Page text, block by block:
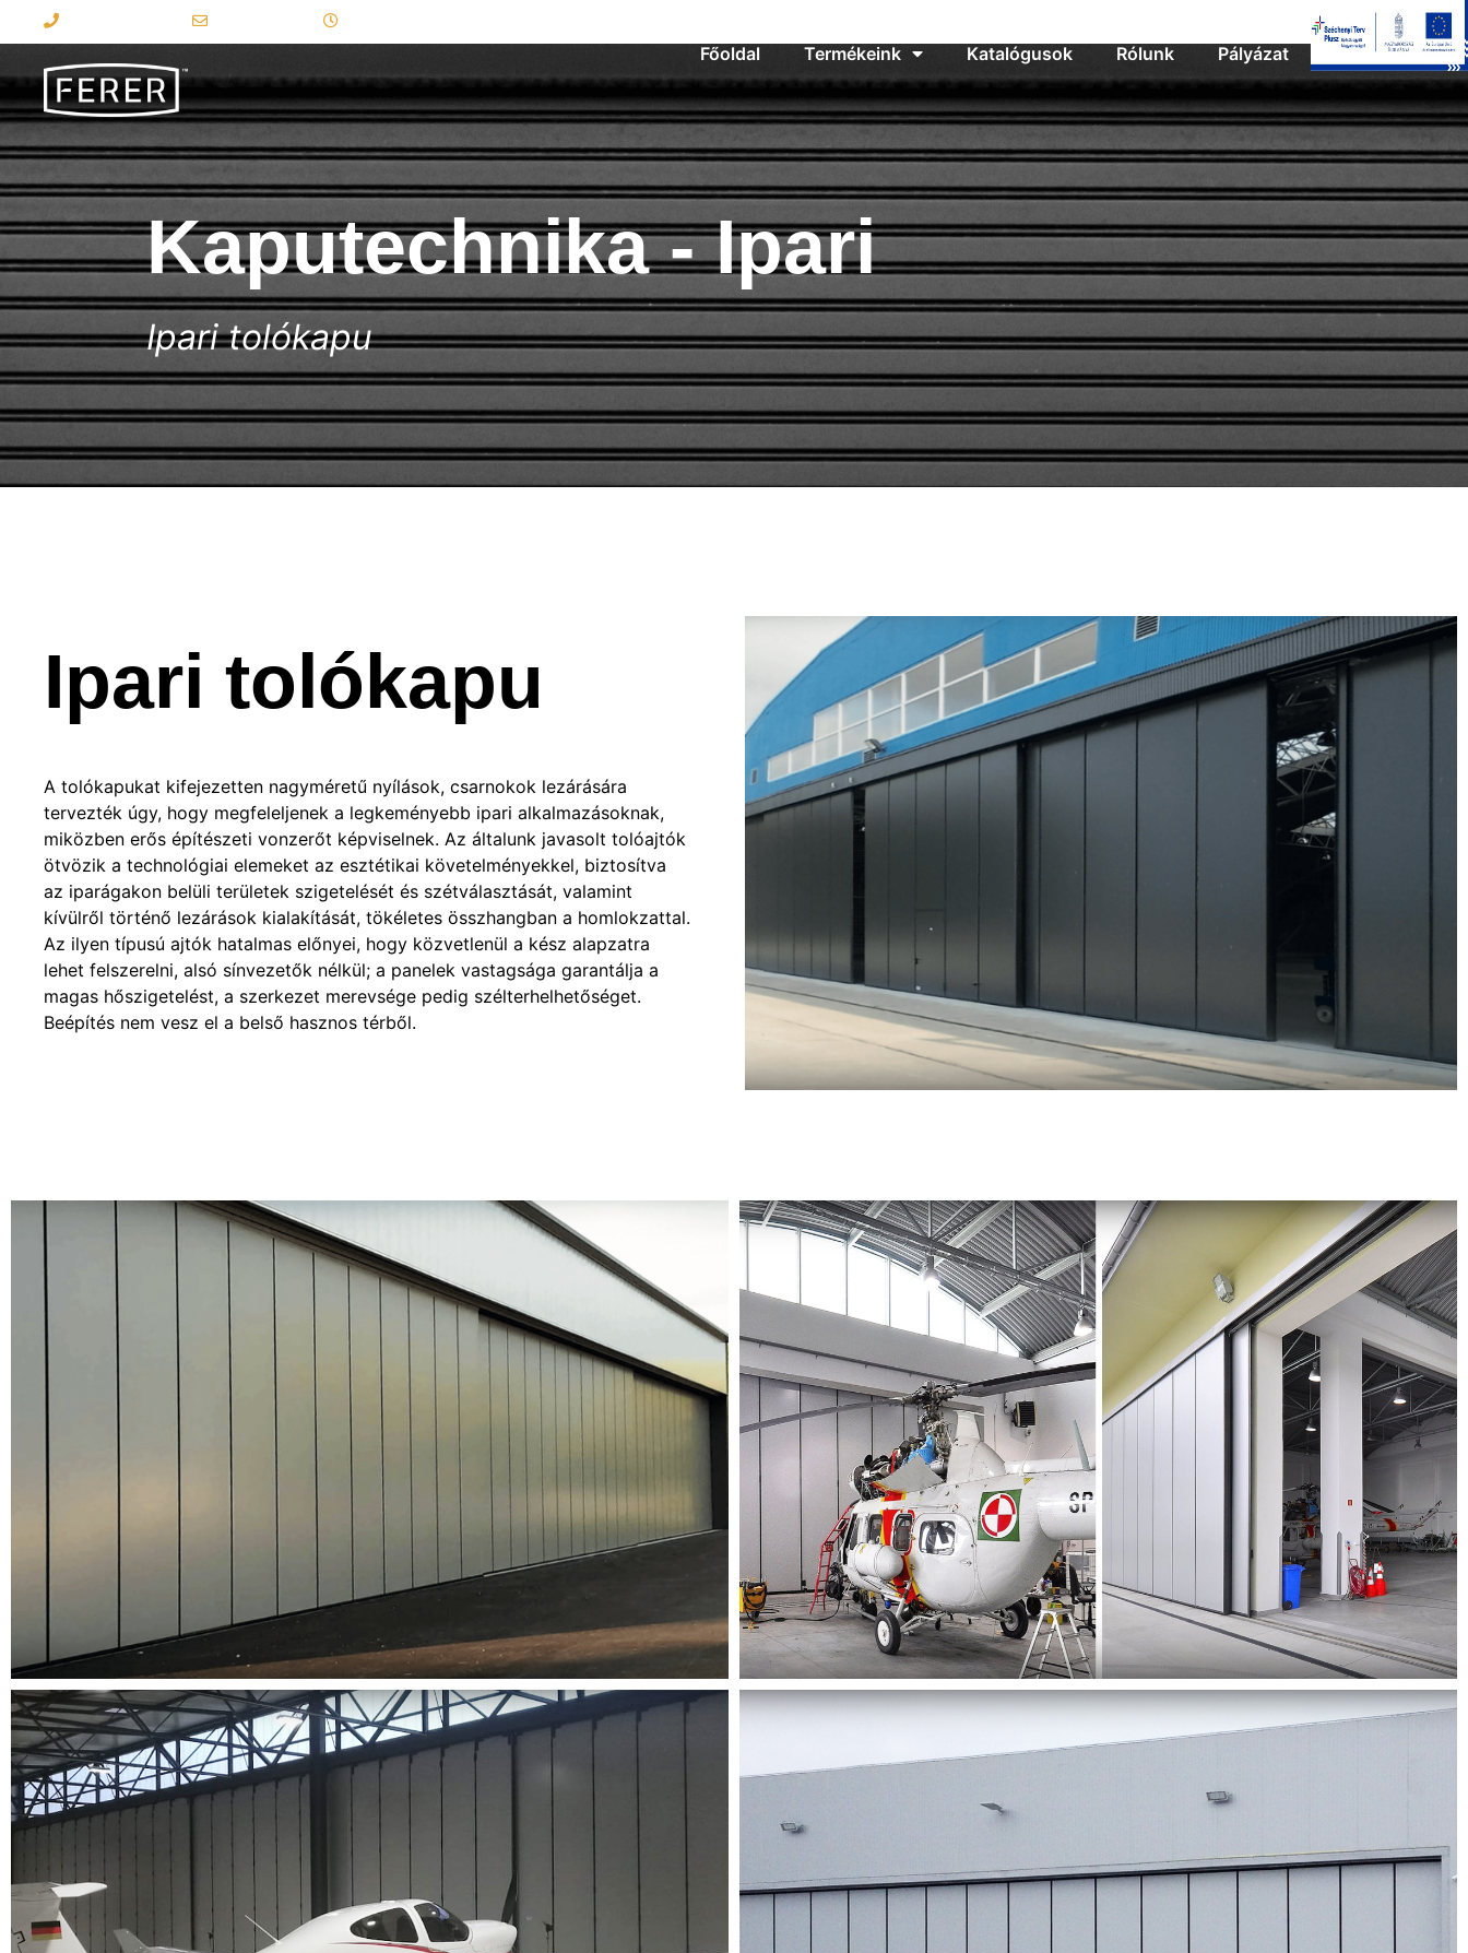
ferer@fer-er.hu
Főoldal Termékeink Katalógusok Rólunk Pályázat
Kaputechnika​​ - Ipari
Ipari tolókapu
Ipari tolókapu
A tolókapukat kifejezetten nagyméretű nyílások, csarnokok lezárására
tervezték úgy, hogy megfeleljenek a legkeményebb ipari alkalmazásoknak,
miközben erős építészeti vonzerőt képviselnek. Az általunk javasolt tolóajtók
ötvözik a technológiai elemeket az esztétikai követelményekkel, biztosítva
az iparágakon belüli területek szigetelését és szétválasztását, valamint
kívülről történő lezárások kialakítását, tökéletes összhangban a homlokzattal.
Az ilyen típusú ajtók hatalmas előnyei, hogy közvetlenül a kész alapzatra
lehet felszerelni, alsó sínvezetők nélkül; a panelek vastagsága garantálja a
magas hőszigetelést, a szerkezet merevsége pedig szélterhelhetőséget.
Beépítés nem vesz el a belső hasznos térből.